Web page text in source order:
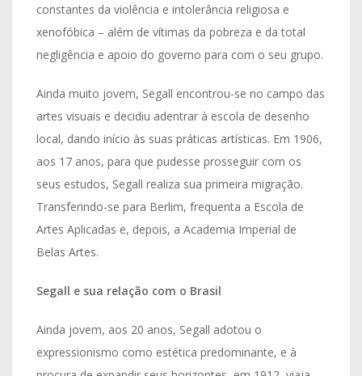
constantes da violência e intolerância religiosa e
xenofóbica – além de vítimas da pobreza e da total
negligência e apoio do governo para com o seu grupo.
Ainda muito jovem, Segall encontrou-se no campo das
artes visuais e decidiu adentrar à escola de desenho
local, dando início às suas práticas artísticas. Em 1906,
aos 17 anos, para que pudesse prosseguir com os
seus estudos, Segall realiza sua primeira migração.
Transferindo-se para Berlim, frequenta a Escola de
Artes Aplicadas e, depois, a Academia Imperial de
Belas Artes.
Segall e sua relação com o Brasil
Ainda jovem, aos 20 anos, Segall adotou o
expressionismo como estética predominante, e à